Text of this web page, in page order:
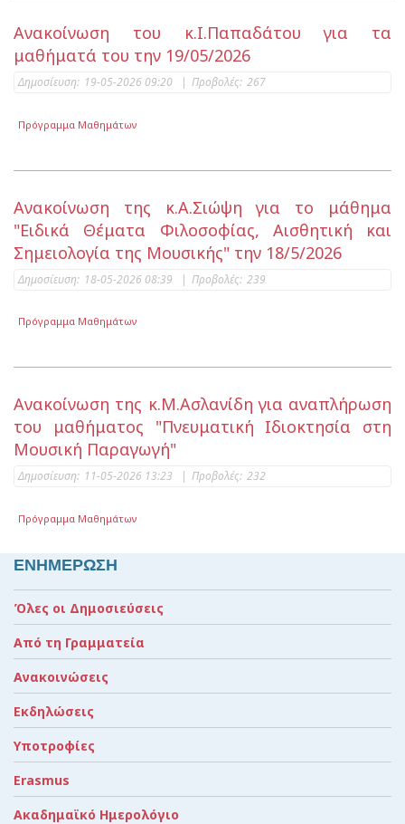
Ανακοίνωση του κ.Ι.Παπαδάτου για τα
μαθήματά του την 19/05/2026
Δημοσίευση: 19-05-2026 09:20 | Προβολές: 267
Πρόγραμμα Μαθημάτων
Ανακοίνωση της κ.Α.Σιώψη για το μάθημα
"Ειδικά Θέματα Φιλοσοφίας, Αισθητική και
Σημειολογία της Μουσικής" την 18/5/2026
Δημοσίευση: 18-05-2026 08:39 | Προβολές: 239
Πρόγραμμα Μαθημάτων
Ανακοίνωση της κ.Μ.Ασλανίδη για αναπλήρωση
του μαθήματος "Πνευματική Ιδιοκτησία στη
Μουσική Παραγωγή"
Δημοσίευση: 11-05-2026 13:23 | Προβολές: 232
Πρόγραμμα Μαθημάτων
ΕΝΗΜΕΡΩΣΗ
Όλες οι Δημοσιεύσεις
Από τη Γραμματεία
Ανακοινώσεις
Εκδηλώσεις
Υποτροφίες
Erasmus
Ακαδημαϊκό Ημερολόγιο